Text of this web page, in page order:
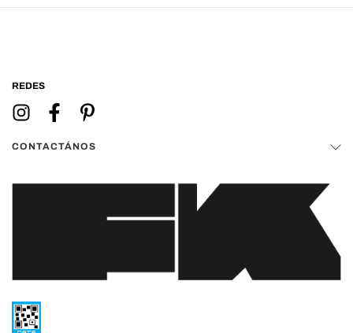
REDES
CONTACTÁNOS